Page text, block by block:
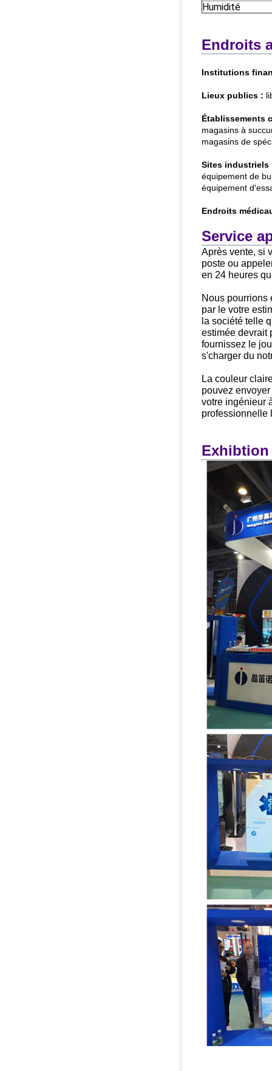
Humidité
Endroits
Institutions
Lieux publics :
Établissements
magasins à
magasins de
Sites industriels
équipement de
équipement
Endroits
Service
Après vente, si
poste ou
en 24 heures
Nous pourrions
par le votre
la société telle
estimée devrait
fournissez le
s'charger du
La couleur
pouvez envoyer
votre ingénieur
professionnelle
Exhibtion